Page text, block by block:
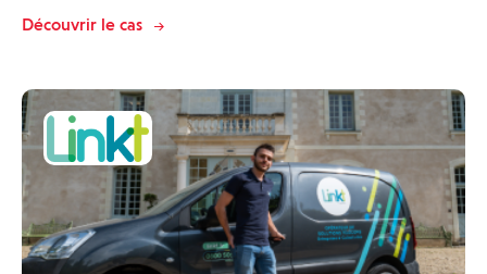
Découvrir le cas